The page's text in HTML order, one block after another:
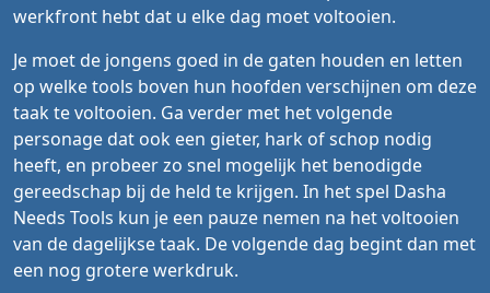
werkfront hebt dat u elke dag moet voltooien.
Je moet de jongens goed in de gaten houden en letten
op welke tools boven hun hoofden verschijnen om deze
taak te voltooien. Ga verder met het volgende
personage dat ook een gieter, hark of schop nodig
heeft, en probeer zo snel mogelijk het benodigde
gereedschap bij de held te krijgen. In het spel Dasha
Needs Tools kun je een pauze nemen na het voltooien
van de dagelijkse taak. De volgende dag begint dan met
een nog grotere werkdruk.